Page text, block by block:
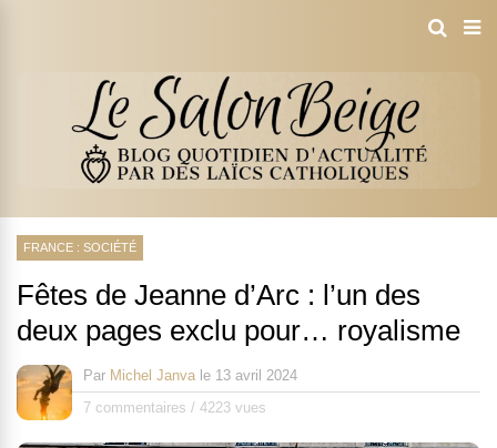
FRANCE : SOCIÉTÉ
Fêtes de Jeanne d’Arc : l’un des
deux pages exclu pour… royalisme
Par Michel Janva le 13 avril 2024
7 commentaires / 4223 vues